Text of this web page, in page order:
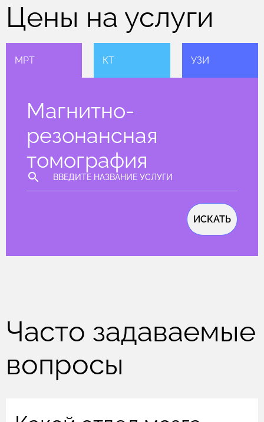
Цены на услуги
МРТ КТ УЗИ
Магнитно-
резонансная
томография
ИСКАТЬ
Часто задаваемые
вопросы